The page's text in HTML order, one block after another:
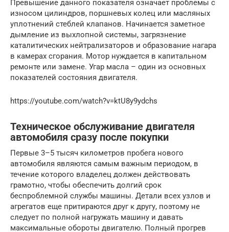
Превышение данного показателя означает проблемы с
износом цилиндров, поршневых колец или масляных
уплотнений стеблей клапанов. Начинается заметное
дымление из выхлопной системы, загрязнение
каталитических нейтрализаторов и образование нагара
в камерах сгорания. Мотор нуждается в капитальном
ремонте или замене. Угар масла – один из основных
показателей состояния двигателя.
https://youtube.com/watch?v=ktU8y9ydchs
Техническое обслуживание двигателя
автомобиля сразу после покупки
Первые 3–5 тысяч километров пробега нового
автомобиля являются самым важным периодом, в
течение которого владелец должен действовать
грамотно, чтобы обеспечить долгий срок
беспроблемной службы машины. Детали всех узлов и
агрегатов еще притираются друг к другу, поэтому не
следует по полной нагружать машину и давать
максимальные обороты двигателю. Полный прогрев